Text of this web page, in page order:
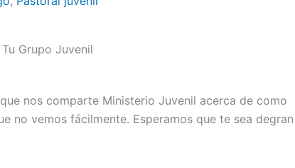
Grupo Juvenil
nos comparte Ministerio Juvenil acerca de como
no vemos fácilmente. Esperamos que te sea degran